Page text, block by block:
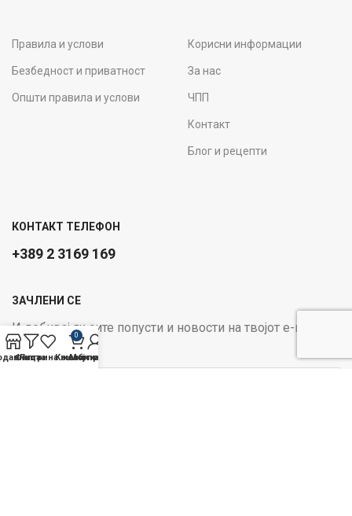
Правила и услови
Безбедност и приватност
Општи правила и услови
Корисни информации
За нас
ЧПП
Контакт
Блог и рецепти
КОНТАКТ ТЕЛЕФОН
+389 2 3169 169
ЗАЧЛЕНИ СЕ
И добивај ги сите попусти и новости на твојот е-маил
Email address:
Филтри
Листа на желби
0
Кошничка
Мој профил